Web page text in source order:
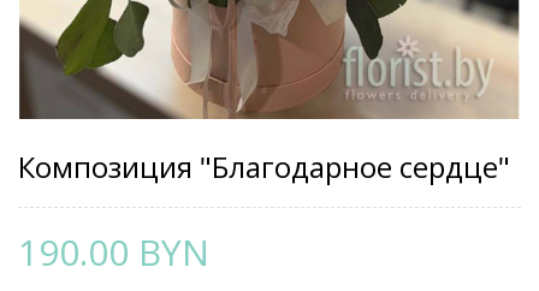
Композиция "Благодарное сердце"
190.00 BYN